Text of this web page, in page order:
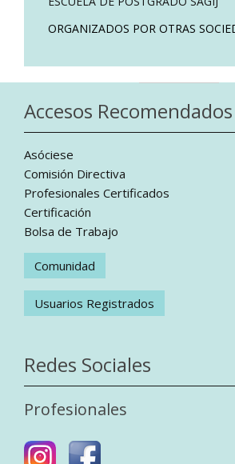
ORGANIZADOS POR OTRAS
Accesos Recomendados
Asóciese
Comisión Directiva
Profesionales Certificados
Certificación
Bolsa de Trabajo
Comunidad
Usuarios Registrados
Redes Sociales
Profesionales